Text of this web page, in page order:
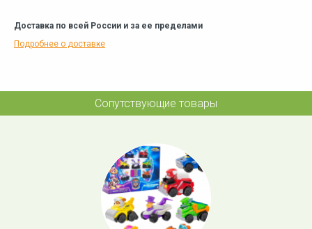
Доставка по всей России и за ее пределами
Подробнее о доставке
Сопутствующие товары